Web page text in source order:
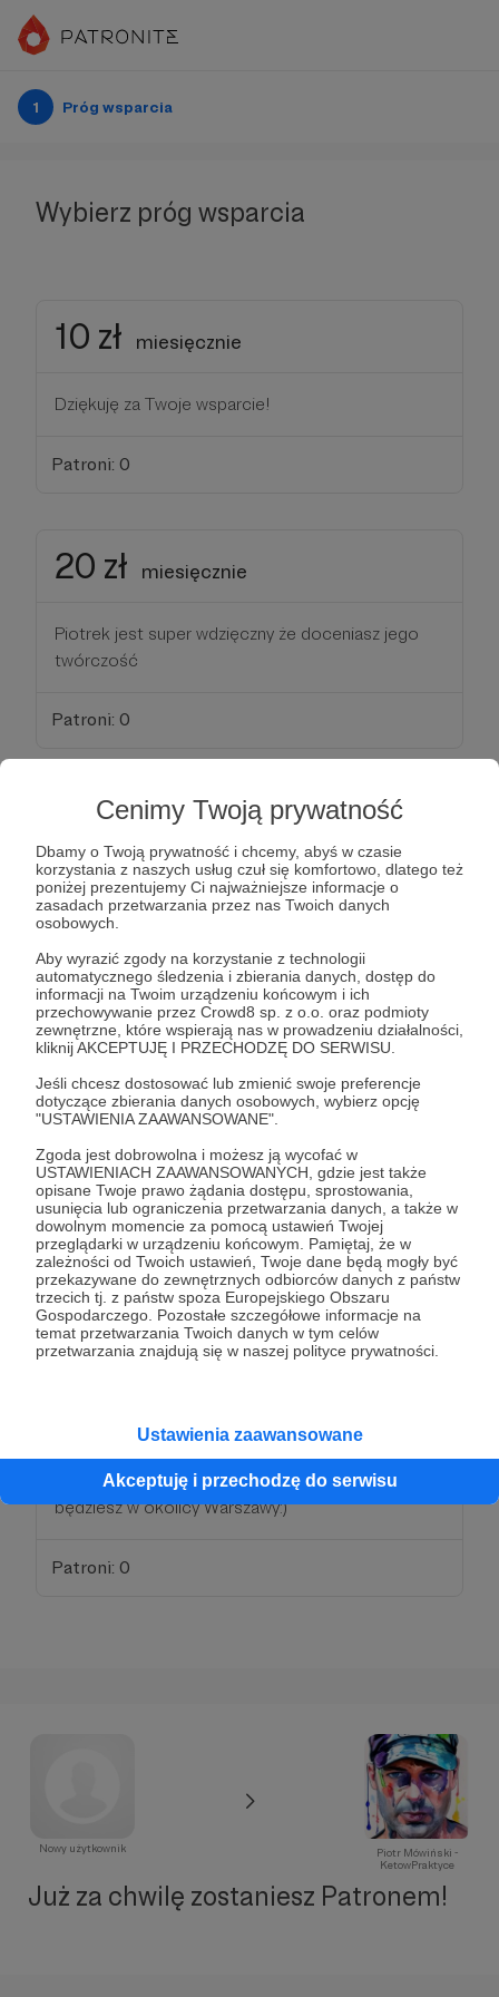
Cenimy Twoją prywatność
Dbamy o Twoją prywatność i chcemy, abyś w czasie
korzystania z naszych usług czuł się komfortowo, dlatego też
poniżej prezentujemy Ci najważniejsze informacje o
zasadach przetwarzania przez nas Twoich danych
osobowych.
Aby wyrazić zgody na korzystanie z technologii
automatycznego śledzenia i zbierania danych, dostęp do
informacji na Twoim urządzeniu końcowym i ich
przechowywanie przez Crowd8 sp. z o.o. oraz podmioty
zewnętrzne, które wspierają nas w prowadzeniu działalności,
kliknij AKCEPTUJĘ I PRZECHODZĘ DO SERWISU.
Jeśli chcesz dostosować lub zmienić swoje preferencje
dotyczące zbierania danych osobowych, wybierz opcję
"USTAWIENIA ZAAWANSOWANE".
Zgoda jest dobrowolna i możesz ją wycofać w
USTAWIENIACH ZAAWANSOWANYCH, gdzie jest także
opisane Twoje prawo żądania dostępu, sprostowania,
usunięcia lub ograniczenia przetwarzania danych, a także w
dowolnym momencie za pomocą ustawień Twojej
przeglądarki w urządzeniu końcowym. Pamiętaj, że w
zależności od Twoich ustawień, Twoje dane będą mogły być
przekazywane do zewnętrznych odbiorców danych z państw
trzecich tj. z państw spoza Europejskiego Obszaru
Gospodarczego. Pozostałe szczegółowe informacje na
temat przetwarzania Twoich danych w tym celów
przetwarzania znajdują się w naszej polityce prywatności.
Ustawienia zaawansowane
Akceptuję i przechodzę do serwisu
1 Próg wsparcia
Wybierz próg wsparcia
10 zł miesięcznie
Dziękuję za Twoje wsparcie!
Patroni: 0
20 zł miesięcznie
Piotrek jest super wdzięczny że doceniasz jego
twórczość
Patroni: 0
30 zł miesięcznie
Szok! Dziękuję bardzo. Pisz śmiało co chciałbyś
abym przetestował dla Ciebie
Patroni: 1
50 zł miesięcznie
WOW. Jesteś moją fanką/fanem. Wypiję za Twoje
zdrowie i podziękuję w internecie!
Patroni: 0
100 zł miesięcznie
Masz u mnie gwarantowany test - nawet fast-
fooda:) Podziękuję w internecie i wypiję kawkę jak
będziesz w okolicy Warszawy:)
Patroni: 0
Nowy użytkownik
Piotr Mówiński -
KetowPraktyce
Już za chwilę zostaniesz Patronem!